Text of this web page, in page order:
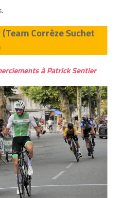
Corrèze Suchet
à Patrick Sentier